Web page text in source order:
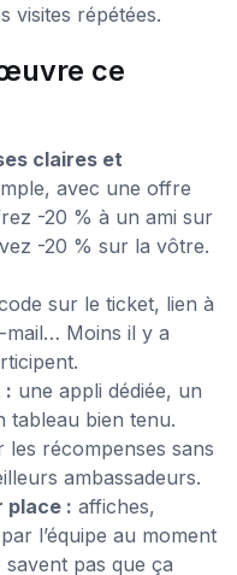
visites répétées.
ce
claires et
avec une offre
-20 % à un ami sur
-20 % sur la vôtre.
sur le ticket, lien à
Moins il y a
: une appli dédiée, un
tableau bien tenu.
les récompenses sans
ambassadeurs.
place : affiches,
l’équipe au moment
pas que ça